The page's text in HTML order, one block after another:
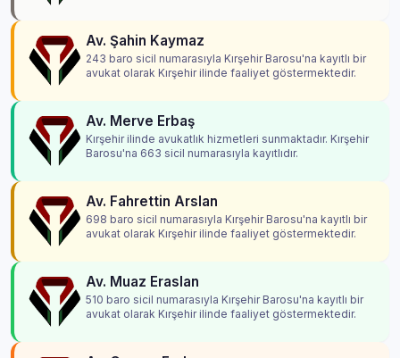
Av. Şahin Kaymaz
243 baro sicil numarasıyla Kırşehir Barosu'na kayıtlı bir
avukat olarak Kırşehir ilinde faaliyet göstermektedir.
Av. Merve Erbaş
Kırşehir ilinde avukatlık hizmetleri sunmaktadır. Kırşehir
Barosu'na 663 sicil numarasıyla kayıtlıdır.
Av. Fahrettin Arslan
698 baro sicil numarasıyla Kırşehir Barosu'na kayıtlı bir
avukat olarak Kırşehir ilinde faaliyet göstermektedir.
Av. Muaz Eraslan
510 baro sicil numarasıyla Kırşehir Barosu'na kayıtlı bir
avukat olarak Kırşehir ilinde faaliyet göstermektedir.